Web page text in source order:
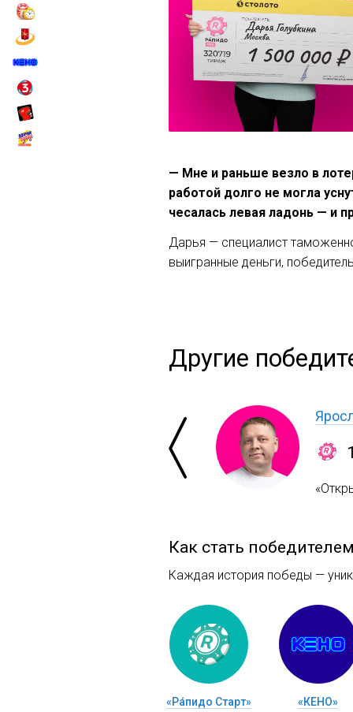
— Мне и раньше везло в
работой долго не могла
чесалась левая ладонь — и
Дарья — специалист
выигранные деньги,
Другие
Как стать
Каждая история победы —
«Ра́пидо Старт» «КЕНО»